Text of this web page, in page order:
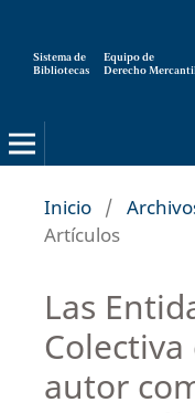
Sistema de
Bibliotecas
Equipo de
Derecho
Inicio /
Artículos
Las
autor